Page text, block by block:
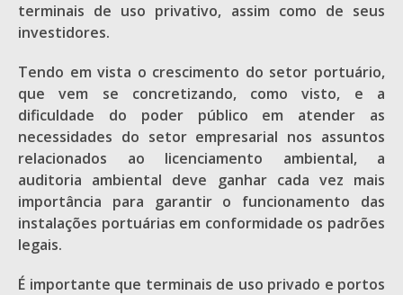
terminais de uso privativo, assim como de seus
investidores.
Tendo em vista o crescimento do setor portuário,
que vem se concretizando, como visto, e a
dificuldade do poder público em atender as
necessidades do setor empresarial nos assuntos
relacionados ao licenciamento ambiental, a
auditoria ambiental deve ganhar cada vez mais
importância para garantir o funcionamento das
instalações portuárias em conformidade os padrões
legais.
É importante que terminais de uso privado e portos